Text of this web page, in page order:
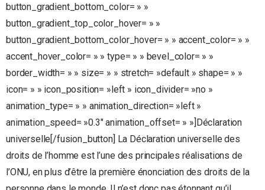
button_gradient_bottom_color= » »
button_gradient_top_color_hover= » »
button_gradient_bottom_color_hover= » » accent_color= » »
accent_hover_color= » » type= » » bevel_color= » »
border_width= » » size= » » stretch= »default » shape= » »
icon= » » icon_position= »left » icon_divider= »no »
animation_type= » » animation_direction= »left »
animation_speed= »0.3″ animation_offset= » »]Déclaration
universelle[/fusion_button] La Déclaration universelle des
droits de l’homme est l’une des principales réalisations de
l’ONU, en plus d’être la première énonciation des droits de la